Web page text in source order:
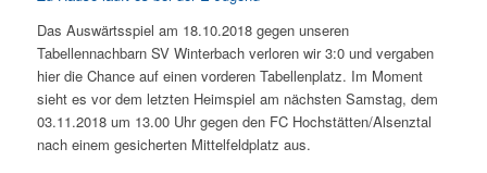
Das Auswärtsspiel am 18.10.2018 gegen unseren
Tabellennachbarn SV Winterbach verloren wir 3:0 und vergaben
hier die Chance auf einen vorderen Tabellenplatz. Im Moment
sieht es vor dem letzten Heimspiel am nächsten Samstag, dem
03.11.2018 um 13.00 Uhr gegen den FC Hochstätten/Alsenztal
nach einem gesicherten Mittelfeldplatz aus.